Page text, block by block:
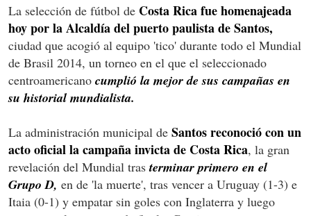
La selección de fútbol de Costa Rica fue homenajeada
hoy por la Alcaldía del puerto paulista de Santos,
ciudad que acogió al equipo 'tico' durante todo el Mundial
de Brasil 2014, un torneo en el que el seleccionado
centroamericano cumplió la mejor de sus campañas en
su historial mundialista.
La administración municipal de Santos reconoció con un
acto oficial la campaña invicta de Costa Rica, la gran
revelación del Mundial trasterminar primero en el
Grupo D, en de 'la muerte', tras vencer a Uruguay (1-3) e
Itaia (0-1) y empatar sin goles con Inglaterra y luego